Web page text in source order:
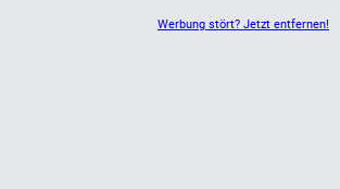
Werbung stört? Jetzt entfernen!